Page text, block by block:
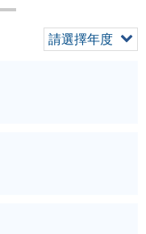
請選擇年度